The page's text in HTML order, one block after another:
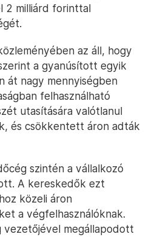
2 milliárd forinttal
az áll, hogy
a gyanúsított egyik
át nagy mennyiségben
felhasználható
utasítására valótlanul
és csökkentett áron adták
szintén a vállalkozó
A kereskedők ezt
közeli áron
a végfelhasználóknak.
megállapodott